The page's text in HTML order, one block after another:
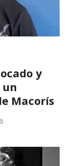
y
Macorís